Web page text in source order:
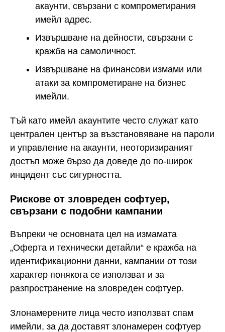
акаунти, свързани с компрометирания
имейл адрес.
Извършване на дейности, свързани с
кражба на самоличност.
Извършване на финансови измами или
атаки за компрометиране на бизнес
имейли.
Тъй като имейл акаунтите често служат като
централен център за възстановяване на пароли
и управление на акаунти, неоторизираният
достъп може бързо да доведе до по-широк
инцидент със сигурността.
Рискове от зловреден софтуер,
свързани с подобни кампании
Въпреки че основната цел на измамата
„Оферта и технически детайли“ е кражба на
идентификационни данни, кампании от този
характер понякога се използват и за
разпространение на зловреден софтуер.
Злонамерените лица често използват спам
имейли, за да доставят злонамерен софтуер